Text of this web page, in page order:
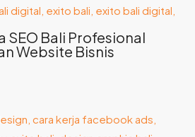
SEO Bali Profesional
Website Bisnis